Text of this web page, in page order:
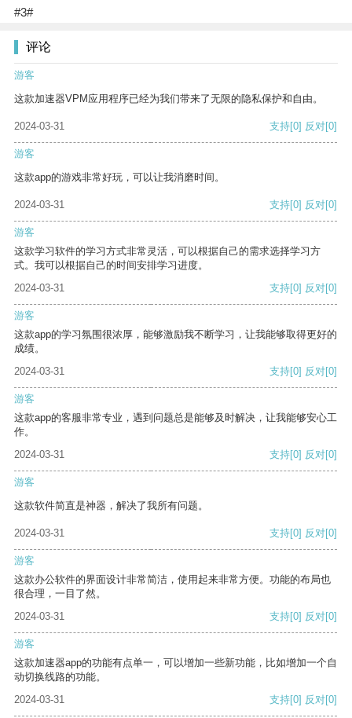
#3#
评论
游客
这款加速器VPM应用程序已经为我们带来了无限的隐私保护和自由。
2024-03-31 支持[0] 反对[0]
游客
这款app的游戏非常好玩，可以让我消磨时间。
2024-03-31 支持[0] 反对[0]
游客
这款学习软件的学习方式非常灵活，可以根据自己的需求选择学习方
式。我可以根据自己的时间安排学习进度。
2024-03-31
支持[0] 反对[0]
游客
这款app的学习氛围很浓厚，能够激励我不断学习，让我能够取得更好的
成绩。
2024-03-31
支持[0] 反对[0]
游客
这款app的客服非常专业，遇到问题总是能够及时解决，让我能够安心工
作。
2024-03-31
支持[0] 反对[0]
游客
这款软件简直是神器，解决了我所有问题。
2024-03-31 支持[0] 反对[0]
游客
这款办公软件的界面设计非常简洁，使用起来非常方便。功能的布局也
很合理，一目了然。
2024-03-31
支持[0] 反对[0]
游客
这款加速器app的功能有点单一，可以增加一些新功能，比如增加一个自
动切换线路的功能。
2024-03-31
支持[0] 反对[0]